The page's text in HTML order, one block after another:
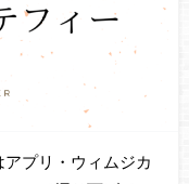
プリ・ウィムジカ